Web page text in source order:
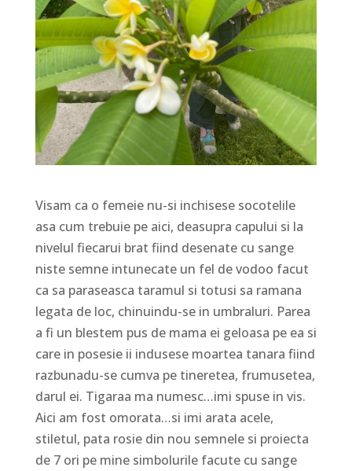
Visam ca o femeie nu-si inchisese socotelile
asa cum trebuie pe aici, deasupra capului si la
nivelul fiecarui brat fiind desenate cu sange
niste semne intunecate un fel de vodoo facut
ca sa paraseasca taramul si totusi sa ramana
legata de loc, chinuindu-se in umbraluri. Parea
a fi un blestem pus de mama ei geloasa pe ea si
care in posesie ii indusese moartea tanara fiind
razbunadu-se cumva pe tineretea, frumusetea,
darul ei. Tigaraa ma numesc…imi spuse in vis.
Aici am fost omorata…si imi arata acele,
stiletul, pata rosie din nou semnele si proiecta
de 7 ori pe mine simbolurile facute cu sange